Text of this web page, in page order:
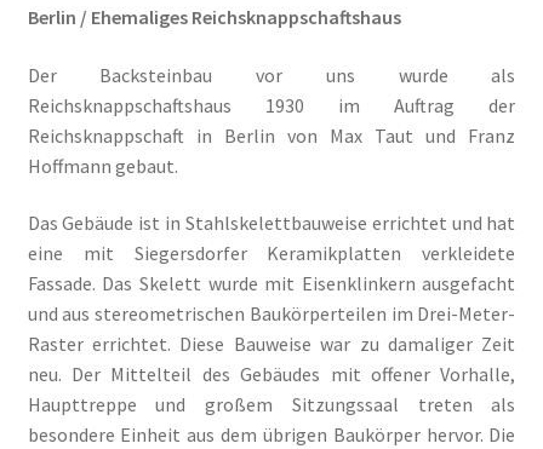
Partnerveranstaltungen
Printangebot
Anzeigenpreisliste
Buchempfehlungen
Der Kurier
Kalender 2020
Newsletter
Berlin / Ehemaliges Reichsknappschaftshaus
Der Backsteinbau vor uns wurde als
Reichsknappschaftshaus 1930 im Auftrag der
Reichsknappschaft in Berlin von Max Taut und Franz
Hoffmann gebaut.
Das Gebäude ist in Stahlskelettbauweise errichtet und hat
eine mit Siegersdorfer Keramikplatten verkleidete
Fassade. Das Skelett wurde mit Eisenklinkern ausgefacht
und aus stereometrischen Baukörperteilen im Drei-Meter-
Raster errichtet. Diese Bauweise war zu damaliger Zeit
neu. Der Mittelteil des Gebäudes mit offener Vorhalle,
Haupttreppe und großem Sitzungssaal treten als
besondere Einheit aus dem übrigen Baukörper hervor. Die